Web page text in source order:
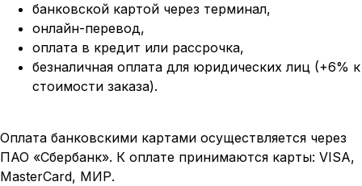
банковской картой через терминал,
онлайн-перевод,
оплата в кредит или рассрочка,
безналичная оплата для юридических лиц (+6% к
стоимости заказа).
Оплата банковскими картами осуществляется через
ПАО «Сбербанк». К оплате принимаются карты: VISA,
MasterCard, МИР.